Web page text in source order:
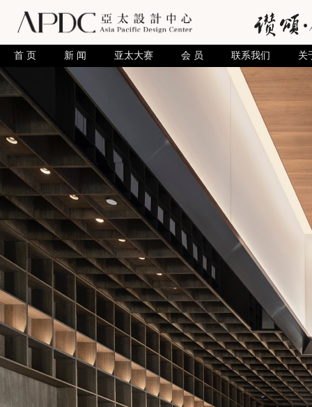
首 页 新 闻 亚太大赛 会 员 联系我们 关